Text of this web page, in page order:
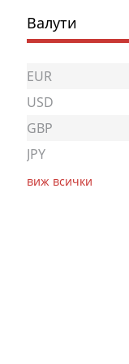
Валути
EUR
USD
GBP
JPY
виж всички